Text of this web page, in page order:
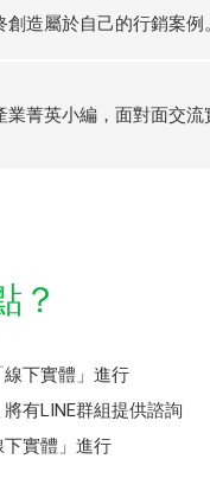
創造屬於自己的行銷案例。
業菁英小編，面對面交
？
下實體」進行
有LINE群組提供諮詢
實體」進行